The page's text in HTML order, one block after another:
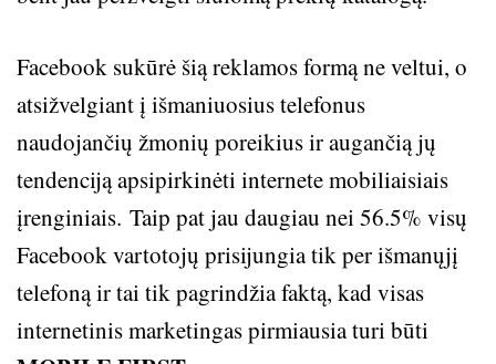
Facebook sukūrė šią reklamos formą ne veltui, o
atsižvelgiant į išmaniuosius telefonus
naudojančių žmonių poreikius ir augančią jų
tendenciją apsipirkinėti internete mobiliaisiais
įrenginiais. Taip pat jau daugiau nei 56.5% visų
Facebook vartotojų prisijungia tik per išmanųjį
telefoną ir tai tik pagrindžia faktą, kad visas
internetinis marketingas pirmiausia turi būti